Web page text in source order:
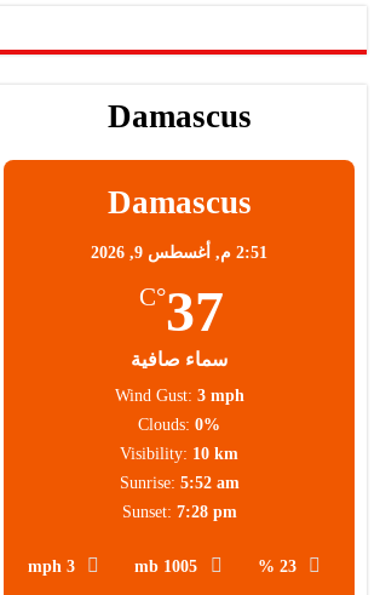
Damascus
Damascus
2:51 م, أغسطس 9, 2026
37
°C
سماء صافية
23 %
1005 mb
3 mph
Wind Gust: 3 mph
Clouds: 0%
Visibility: 10 km
Sunrise: 5:52 am
Sunset: 7:28 pm